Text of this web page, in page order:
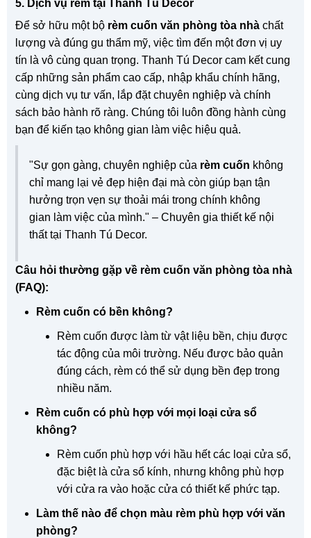
5. Dịch vụ rèm tại Thanh Tú Decor
Để sở hữu một bộ rèm cuốn văn phòng tòa nhà chất
lượng và đúng gu thẩm mỹ, việc tìm đến một đơn vị uy
tín là vô cùng quan trọng. Thanh Tú Decor cam kết cung
cấp những sản phẩm cao cấp, nhập khẩu chính hãng,
cùng dịch vụ tư vấn, lắp đặt chuyên nghiệp và chính
sách bảo hành rõ ràng. Chúng tôi luôn đồng hành cùng
bạn để kiến tạo không gian làm việc hiệu quả.
"Sự gọn gàng, chuyên nghiệp của rèm cuốn không
chỉ mang lại vẻ đẹp hiện đại mà còn giúp bạn tận
hưởng trọn vẹn sự thoải mái trong chính không
gian làm việc của mình." – Chuyên gia thiết kế nội
thất tại Thanh Tú Decor.
Câu hỏi thường gặp về rèm cuốn văn phòng tòa nhà
(FAQ):
Rèm cuốn có bền không?
Rèm cuốn được làm từ vật liệu bền, chịu được
tác động của môi trường. Nếu được bảo quản
đúng cách, rèm có thể sử dụng bền đẹp trong
nhiều năm.
Rèm cuốn có phù hợp với mọi loại cửa sổ
không?
Rèm cuốn phù hợp với hầu hết các loại cửa sổ,
đặc biệt là cửa sổ kính, nhưng không phù hợp
với cửa ra vào hoặc cửa có thiết kế phức tạp.
Làm thế nào để chọn màu rèm phù hợp với văn
phòng?